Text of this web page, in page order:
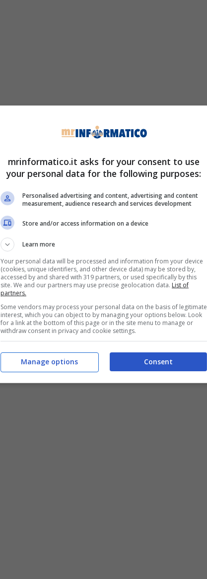
mrinformatico.it asks for your consent to use
your personal data for the following purposes:
Personalised advertising and content, advertising and content
measurement, audience research and services development
Store and/or access information on a device
Learn more
Your personal data will be processed and information from your device
(cookies, unique identifiers, and other device data) may be stored by,
accessed by and shared with 319 partners, or used specifically by this
site. We and our partners may use precise geolocation data. List of
partners.
Some vendors may process your personal data on the basis of legitimate
interest, which you can object to by managing your options below. Look
for a link at the bottom of this page or in the site menu to manage or
withdraw consent in privacy and cookie settings.
Consent
Manage options